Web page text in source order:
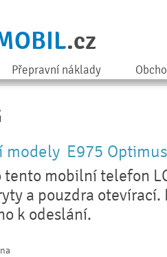
.cz
Přepravní náklady
modely E975
tento mobilní telefon
a pouzdra otevírací.
k odeslání.